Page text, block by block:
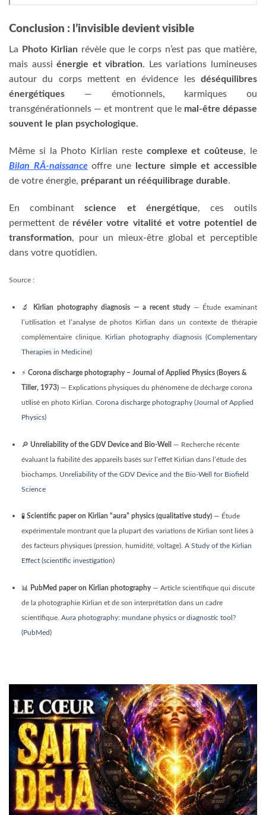
Conclusion : l’invisible devient visible
La Photo Kirlian révèle que le corps n’est pas que matière,
mais aussiénergie et vibration. Les variations lumineuses
autour du corps mettent en évidence les déséquilibres
énergétiques — émotionnels, karmiques ou
transgénérationnels — et montrent que le mal-être dépasse
souvent le plan psychologique.
Même si la Photo Kirlian reste complexe et coûteuse, le
Bilan RÂ-naissanceoffre une
lecture simple et accessible
de votre énergie, préparant un rééquilibrage durable.
En combinantscience et énergétique, ces outils
permettent de révéler votre vitalité et votre potentiel de
transformation, pour un mieux‑être global et perceptible
dans votre quotidien.
Source :
🔬 Kirlian photography diagnosis — a recent study— Étude examinant
l’utilisation et l’analyse de photos Kirlian dans un contexte de thérapie
complémentaire clinique. Kirlian photography diagnosis (Complementary
Therapies in Medicine)
⚡ Corona discharge photography – Journal of Applied Physics (Boyers &
Tiller, 1973)— Explications physiques du phénomène de décharge corona
utilisé en photo Kirlian. Corona discharge photography (Journal of Applied
Physics)
🔎 Unreliability of the GDV Device and Bio‑Well — Recherche récente
évaluant la fiabilité des appareils basés sur l’effet Kirlian dans l’étude des
biochamps. Unreliability of the GDV Device and the Bio‑Well for Biofield
Science
🧪 Scientific paper on Kirlian “aura” physics (qualitative study)— Étude
expérimentale montrant que la plupart des variations de Kirlian sont liées à
des facteurs physiques (pression, humidité, voltage). A Study of the Kirlian
Effect (scientific investigation)
📊 PubMed paper on Kirlian photography— Article scientifique qui discute
de la photographie Kirlian et de son interprétation dans un cadre
scientifique. Aura photography: mundane physics or diagnostic tool?
(PubMed)